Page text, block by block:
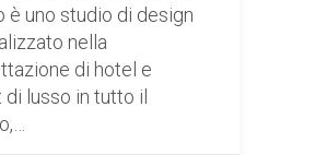
è uno studio di design
nella
di hotel e
lusso in tutto il